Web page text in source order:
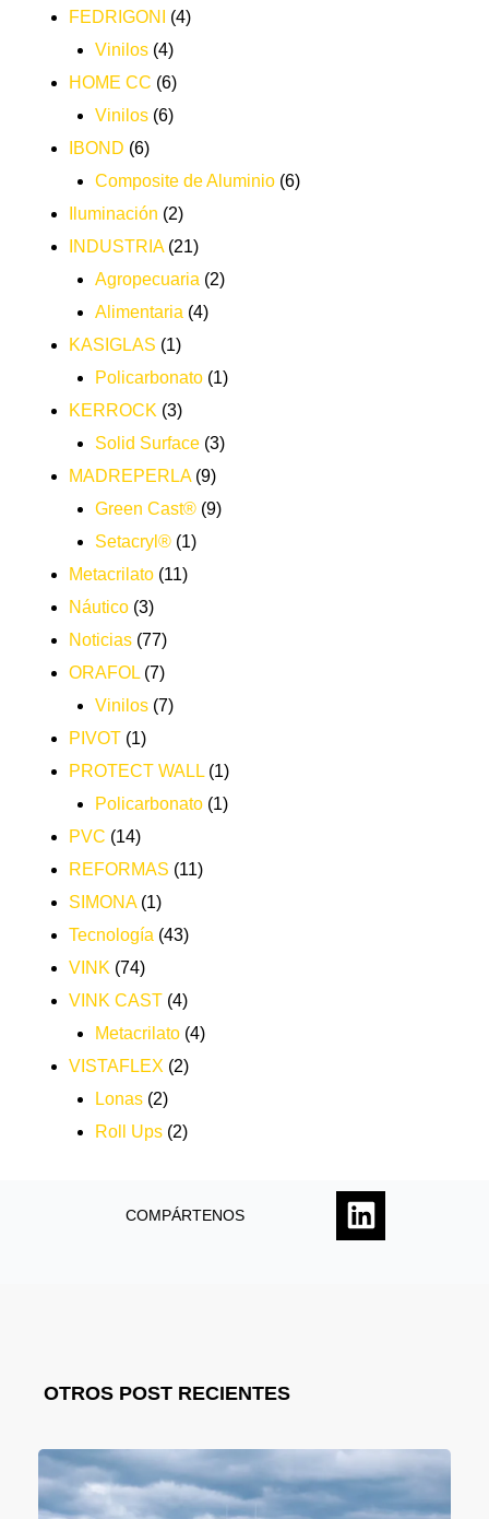
FEDRIGONI
(4)
Vinilos (4)
HOME CC (6)
Vinilos (6)
IBOND (6)
Composite de Aluminio (6)
Iluminación (2)
INDUSTRIA(21)
Agropecuaria (2)
Alimentaria (4)
KASIGLAS (1)
Policarbonato (1)
KERROCK (3)
Solid Surface (3)
MADREPERLA(9)
Green Cast® (9)
Setacryl® (1)
Metacrilato (11)
Náutico (3)
Noticias (77)
ORAFOL (7)
Vinilos (7)
PIVOT (1)
PROTECT WALL (1)
Policarbonato (1)
PVC (14)
REFORMAS (11)
SIMONA(1)
Tecnología (43)
VINK (74)
VINK CAST (4)
Metacrilato (4)
VISTAFLEX (2)
Lonas (2)
Roll Ups (2)
COMPÁRTENOS
OTROS POST RECIENTES